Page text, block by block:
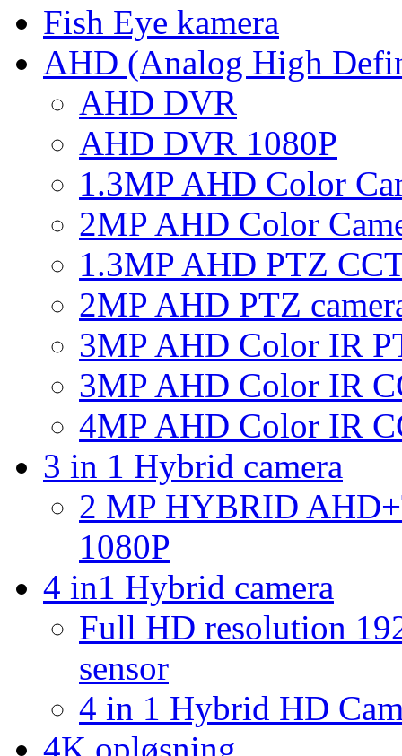
Fish Eye kamera
AHD (Analog High
AHD DVR
AHD DVR 1080P
1.3MP AHD Color
2MP AHD Color
1.3MP AHD PTZ
2MP AHD PTZ
3MP AHD Color IR
3MP AHD Color IR
4MP AHD Color IR
3 in 1 Hybrid camera
2 MP HYBRID
1080P
4 in1 Hybrid camera
Full HD resolution
sensor
4 in 1 Hybrid HD
4K opløsning